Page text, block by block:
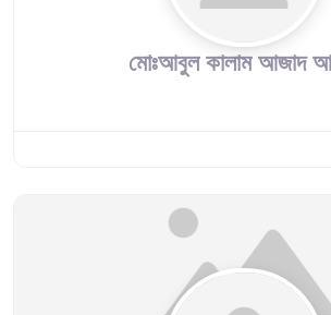
মোঃআবুল কালাম আজাদ